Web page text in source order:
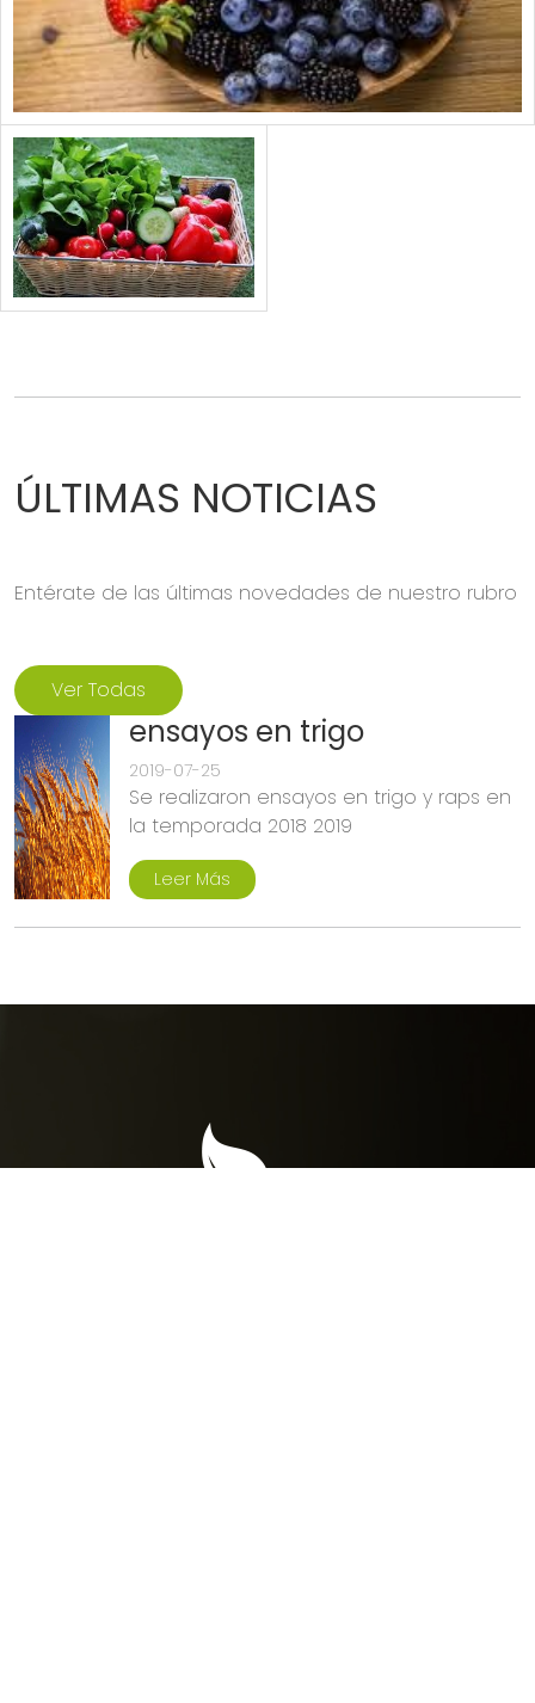
ÚLTIMAS NOTICIAS
Entérate de las últimas novedades de nuestro rubro
Ver Todas
ensayos en trigo
2019-07-25
Se realizaron ensayos en trigo y raps en
la temporada 2018 2019
Leer Más